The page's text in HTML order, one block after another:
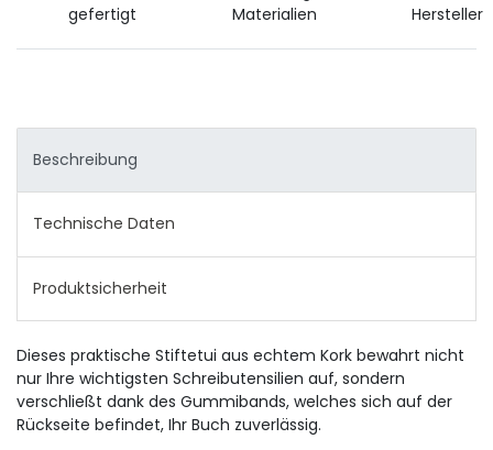
gefertigt
Materialien
Hersteller
Beschreibung
Technische Daten
Produktsicherheit
Dieses praktische Stiftetui aus echtem Kork bewahrt nicht
nur Ihre wichtigsten Schreibutensilien auf, sondern
verschließt dank des Gummibands, welches sich auf der
Rückseite befindet, Ihr Buch zuverlässig.